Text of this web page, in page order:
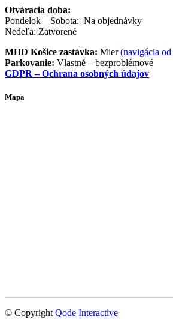
Otváracia doba:
Pondelok – Sobota: Na objednávky
Nedeľa: Zatvorené
MHD Košice zastávka: Mier(navigácia
Parkovanie: Vlastné – bezproblémové
GDPR – Ochrana osobných údajov
Mapa
© Copyright Qode Interactive